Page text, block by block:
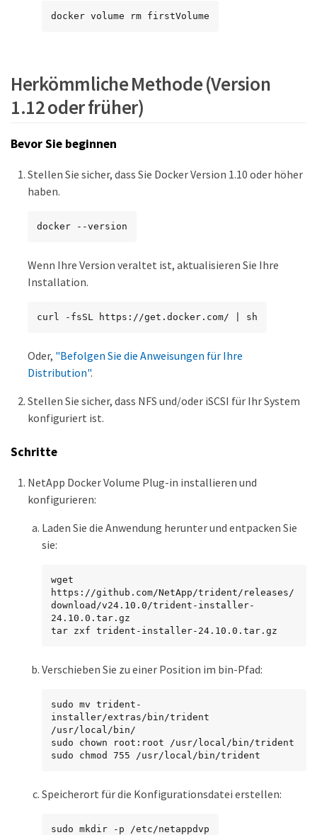
docker volume rm firstVolume
Herkömmliche Methode (Version
1.12 oder früher)
Bevor Sie beginnen
Stellen Sie sicher, dass Sie Docker Version 1.10 oder höher
haben.
docker --version
Wenn Ihre Version veraltet ist, aktualisieren Sie Ihre
Installation.
curl -fsSL https://get.docker.com/ | sh
Oder, "Befolgen Sie die Anweisungen für Ihre
Distribution".
Stellen Sie sicher, dass NFS und/oder iSCSI für Ihr System
konfiguriert ist.
Schritte
NetApp Docker Volume Plug-in installieren und
konfigurieren:
Laden Sie die Anwendung herunter und entpacken Sie
sie:
wget
https://github.com/NetApp/trident/releases/
download/v24.10.0/trident-installer-
24.10.0.tar.gz
tar zxf trident-installer-24.10.0.tar.gz
Verschieben Sie zu einer Position im bin-Pfad:
sudo mv trident-
installer/extras/bin/trident
/usr/local/bin/
sudo chown root:root /usr/local/bin/trident
sudo chmod 755 /usr/local/bin/trident
Speicherort für die Konfigurationsdatei erstellen:
sudo mkdir -p /etc/netappdvp